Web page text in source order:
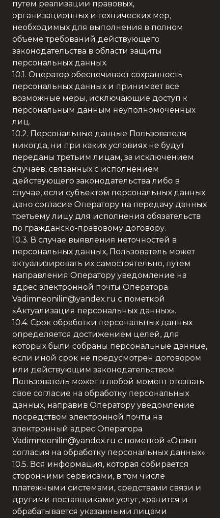
путем реализации правовых,
организационных и технических мер,
необходимых для выполнения в полном
объеме требований действующего
законодательства в области защиты
персональных данных.
10.1. Оператор обеспечивает сохранность
персональных данных и принимает все
возможные меры, исключающие доступ к
персональным данным неуполномоченных
лиц.
10.2. Персональные данные Пользователя
никогда, ни при каких условиях не будут
переданы третьим лицам, за исключением
случаев, связанных с исполнением
действующего законодательства либо в
случае, если субъектом персональных данных
дано согласие Оператору на передачу данных
третьему лицу для исполнения обязательств
по гражданско-правовому договору.
10.3. В случае выявления неточностей в
персональных данных, Пользователь может
актуализировать их самостоятельно, путем
направления Оператору уведомление на
адрес электронной почты Оператора
Vadimneonilin@yandex.ru с пометкой
«Актуализация персональных данных».
10.4. Срок обработки персональных данных
определяется достижением целей, для
которых были собраны персональные данные,
если иной срок не предусмотрен договором
или действующим законодательством.
Пользователь может в любой момент отозвать
свое согласие на обработку персональных
данных, направив Оператору уведомление
посредством электронной почты на
электронный адрес Оператора
Vadimneonilin@yandex.ru с пометкой «Отзыв
согласия на обработку персональных данных».
10.5. Вся информация, которая собирается
сторонними сервисами, в том числе
платежными системами, средствами связи и
другими поставщиками услуг, хранится и
обрабатывается указанными лицами